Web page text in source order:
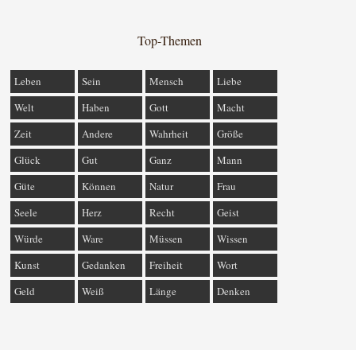
Top-Themen
Leben Sein Mensch
Liebe
Welt
Haben Gott
Macht
Zeit
Andere Wahrheit
Größe
Glück
Gut Ganz
Mann
Güte
Können Natur
Frau
Seele
Herz Recht
Geist
Würde
Ware Müssen
Wissen
Kunst
Gedanken Freiheit
Wort
Geld
Weiß Länge Denken